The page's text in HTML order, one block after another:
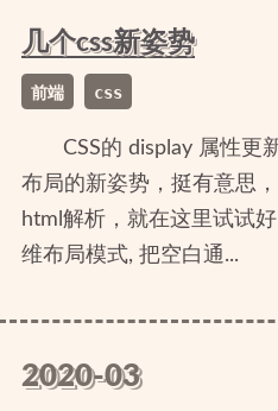
几个css新姿势
前端 css
CSS的 display 属性更
布局的新姿势，挺有意思
html解析，就在这里试试
维布局模式, 把空白通...
2020-03